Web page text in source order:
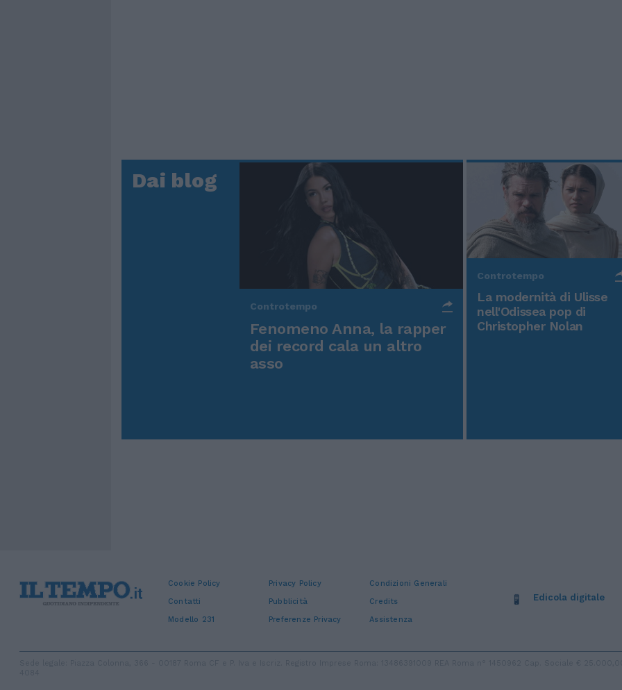
Dai blog
Controtempo
Fenomeno Anna, la rapper
dei record cala un altro
asso
Controtempo
La modernità di Ulisse
nell'Odissea pop di
Christopher Nolan
Cookie Policy Privacy Policy
Condizioni Generali
Contatti
Pubblicità
Credits
Modello 231
Preferenze Privacy Assistenza
Edicola digitale